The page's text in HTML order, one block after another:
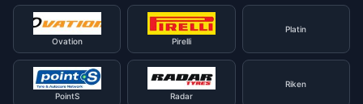
Ovation Pirelli
Platin
PointS Radar
Riken